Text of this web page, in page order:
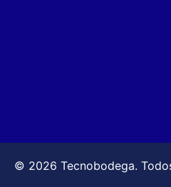
© 2026 Tecnobodega.